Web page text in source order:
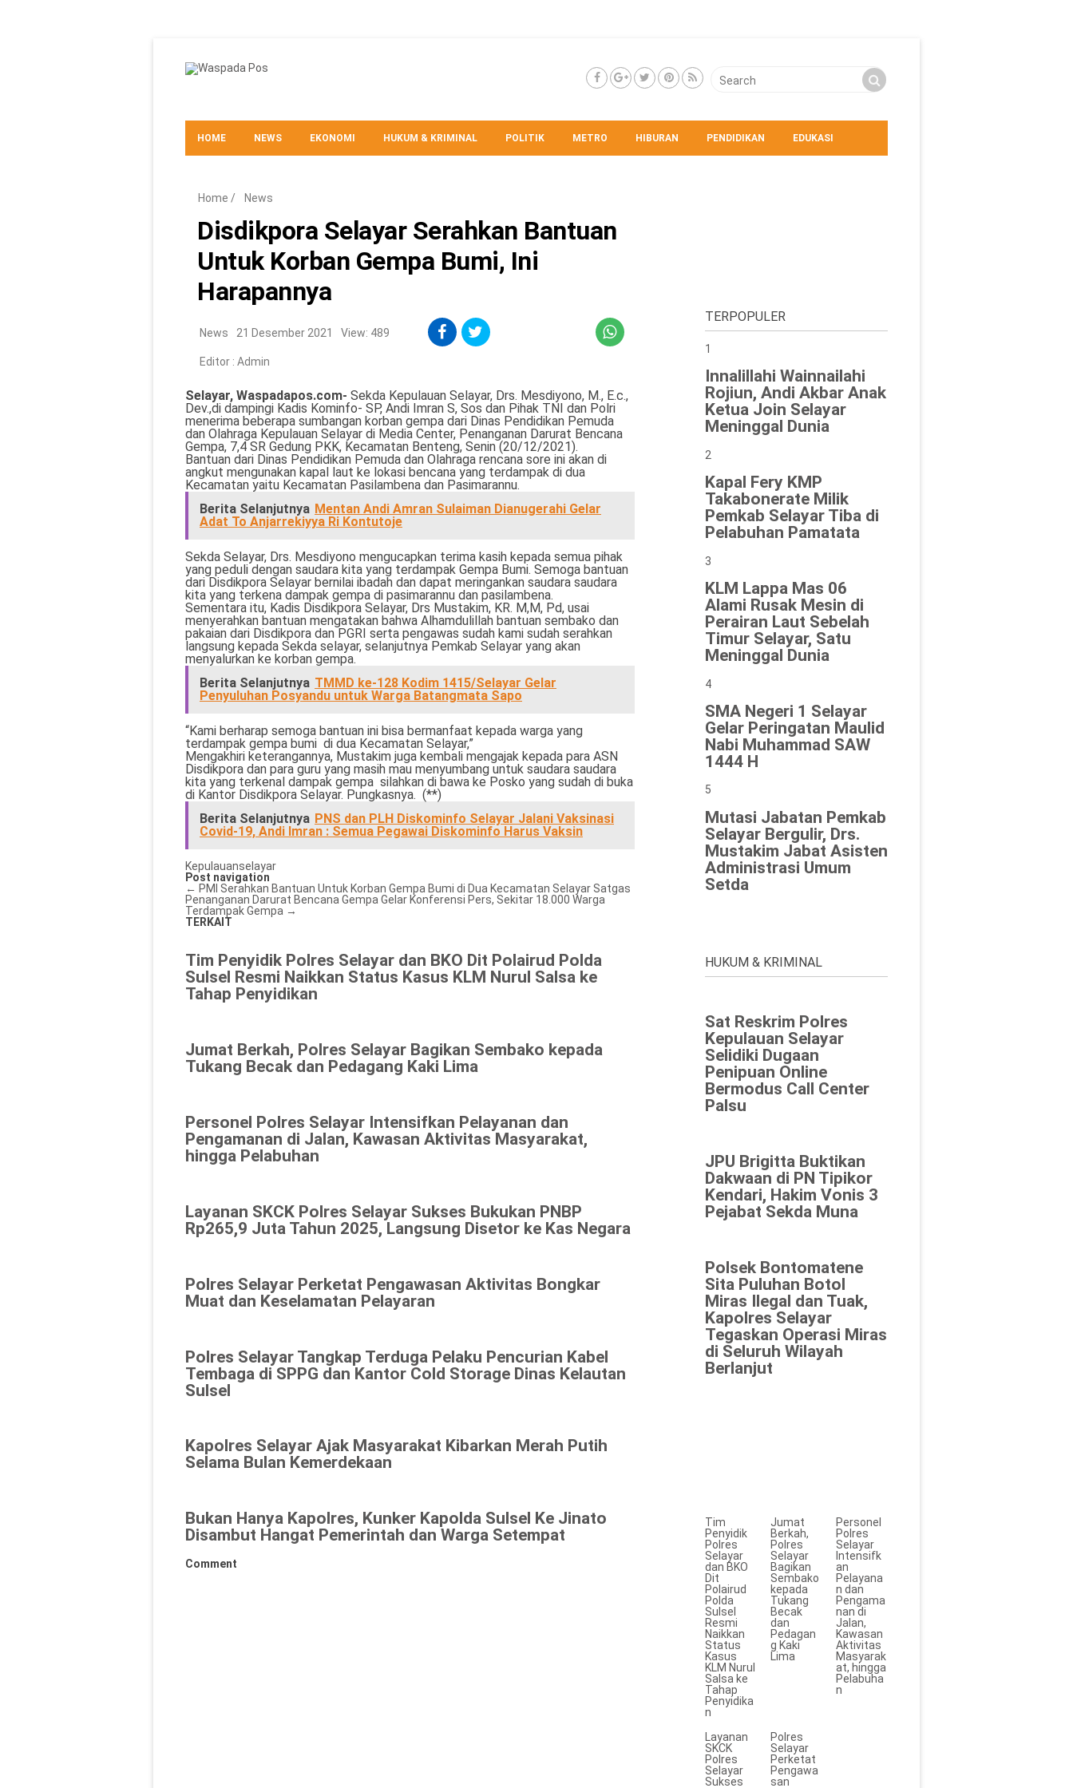
HOME NEWS EKONOMI HUKUM & KRIMINAL POLITIK METRO HIBURAN PENDIDIKAN EDUKASI
Home / News
Disdikpora Selayar Serahkan Bantuan
Untuk Korban Gempa Bumi, Ini
Harapannya
News 21 Desember 2021 View: 489
Editor : Admin
Selayar, Waspadapos.com- Sekda Kepulauan Selayar, Drs. Mesdiyono, M., E.c.,
Dev.,di dampingi Kadis Kominfo- SP, Andi Imran S, Sos dan Pihak TNI dan Polri
menerima beberapa sumbangan korban gempa dari Dinas Pendidikan Pemuda
dan Olahraga Kepulauan Selayar di Media Center, Penanganan Darurat Bencana
Gempa, 7,4 SR Gedung PKK, Kecamatan Benteng, Senin (20/12/2021).
Bantuan dari Dinas Pendidikan Pemuda dan Olahraga rencana sore ini akan di
angkut mengunakan kapal laut ke lokasi bencana yang terdampak di dua
Kecamatan yaitu Kecamatan Pasilambena dan Pasimarannu.
Berita Selanjutnya Mentan Andi Amran Sulaiman Dianugerahi Gelar
Adat To Anjarrekiyya Ri Kontutoje
Sekda Selayar, Drs. Mesdiyono mengucapkan terima kasih kepada semua pihak
yang peduli dengan saudara kita yang terdampak Gempa Bumi. Semoga bantuan
dari Disdikpora Selayar bernilai ibadah dan dapat meringankan saudara saudara
kita yang terkena dampak gempa di pasimarannu dan pasilambena.
Sementara itu, Kadis Disdikpora Selayar, Drs Mustakim, KR. M,M, Pd, usai
menyerahkan bantuan mengatakan bahwa Alhamdulillah bantuan sembako dan
pakaian dari Disdikpora dan PGRI serta pengawas sudah kami sudah serahkan
langsung kepada Sekda selayar, selanjutnya Pemkab Selayar yang akan
menyalurkan ke korban gempa.
Berita Selanjutnya TMMD ke-128 Kodim 1415/Selayar Gelar
Penyuluhan Posyandu untuk Warga Batangmata Sapo
“Kami berharap semoga bantuan ini bisa bermanfaat kepada warga yang
terdampak gempa bumi di dua Kecamatan Selayar,”
Mengakhiri keterangannya, Mustakim juga kembali mengajak kepada para ASN
Disdikpora dan para guru yang masih mau menyumbang untuk saudara saudara
kita yang terkenal dampak gempa silahkan di bawa ke Posko yang sudah di buka
di Kantor Disdikpora Selayar. Pungkasnya. (**)
Berita Selanjutnya PNS dan PLH Diskominfo Selayar Jalani Vaksinasi
Covid-19, Andi Imran : Semua Pegawai Diskominfo Harus Vaksin
Kepulauanselayar
Post navigation
← PMI Serahkan Bantuan Untuk Korban Gempa Bumi di Dua Kecamatan Selayar Satgas
Penanganan Darurat Bencana Gempa Gelar Konferensi Pers, Sekitar 18.000 Warga
Terdampak Gempa →
TERKAIT
Tim Penyidik Polres Selayar dan BKO Dit Polairud Polda
Sulsel Resmi Naikkan Status Kasus KLM Nurul Salsa ke
Tahap Penyidikan
Jumat Berkah, Polres Selayar Bagikan Sembako kepada
Tukang Becak dan Pedagang Kaki Lima
Personel Polres Selayar Intensifkan Pelayanan dan
Pengamanan di Jalan, Kawasan Aktivitas Masyarakat,
hingga Pelabuhan
Layanan SKCK Polres Selayar Sukses Bukukan PNBP
Rp265,9 Juta Tahun 2025, Langsung Disetor ke Kas Negara
Polres Selayar Perketat Pengawasan Aktivitas Bongkar
Muat dan Keselamatan Pelayaran
Polres Selayar Tangkap Terduga Pelaku Pencurian Kabel
Tembaga di SPPG dan Kantor Cold Storage Dinas Kelautan
Sulsel
Kapolres Selayar Ajak Masyarakat Kibarkan Merah Putih
Selama Bulan Kemerdekaan
Bukan Hanya Kapolres, Kunker Kapolda Sulsel Ke Jinato
Disambut Hangat Pemerintah dan Warga Setempat
Comment
TERPOPULER
1
Innalillahi Wainnailahi
Rojiun, Andi Akbar Anak
Ketua Join Selayar
Meninggal Dunia
2
Kapal Fery KMP
Takabonerate Milik
Pemkab Selayar Tiba di
Pelabuhan Pamatata
3
KLM Lappa Mas 06
Alami Rusak Mesin di
Perairan Laut Sebelah
Timur Selayar, Satu
Meninggal Dunia
4
SMA Negeri 1 Selayar
Gelar Peringatan Maulid
Nabi Muhammad SAW
1444 H
5
Mutasi Jabatan Pemkab
Selayar Bergulir, Drs.
Mustakim Jabat Asisten
Administrasi Umum
Setda
HUKUM & KRIMINAL
Sat Reskrim Polres
Kepulauan Selayar
Selidiki Dugaan
Penipuan Online
Bermodus Call Center
Palsu
JPU Brigitta Buktikan
Dakwaan di PN Tipikor
Kendari, Hakim Vonis 3
Pejabat Sekda Muna
Polsek Bontomatene
Sita Puluhan Botol
Miras Ilegal dan Tuak,
Kapolres Selayar
Tegaskan Operasi Miras
di Seluruh Wilayah
Berlanjut
Tim
Penyidik
Polres
Selayar
dan BKO
Dit
Polairud
Polda
Sulsel
Resmi
Naikkan
Status
Kasus
KLM Nurul
Salsa ke
Tahap
Penyidika
n
Jumat
Berkah,
Polres
Selayar
Bagikan
Sembako
kepada
Tukang
Becak
dan
Pedagan
g Kaki
Lima
Personel
Polres
Selayar
Intensifk
an
Pelayana
n dan
Pengama
nan di
Jalan,
Kawasan
Aktivitas
Masyarak
at, hingga
Pelabuha
n
Layanan
SKCK
Polres
Selayar
Sukses
Polres
Selayar
Perketat
Pengawa
san